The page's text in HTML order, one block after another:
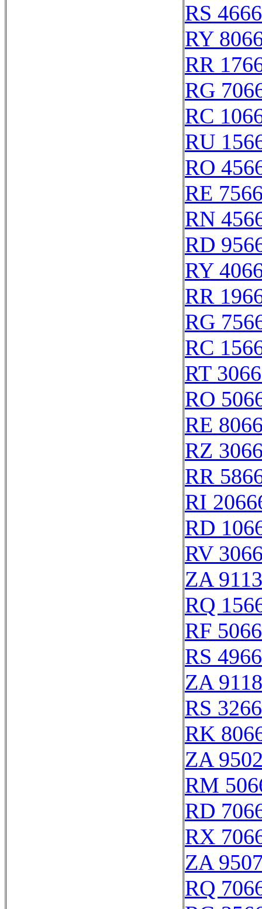
RS
RY
RR
RG
RC
RU
RO
RE
RN
RD
RY
RR
RG
RC
RT
RO
RE
RZ
RR
RI
RD
RV
ZA
RQ
RF
RS
ZA
RS
RK
ZA
RM
RD
RX
ZA
RQ